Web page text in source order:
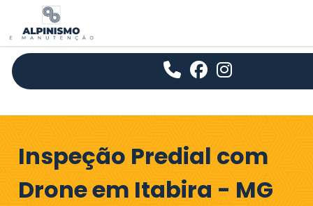
Inspeção Predial com
Drone em Itabira - MG